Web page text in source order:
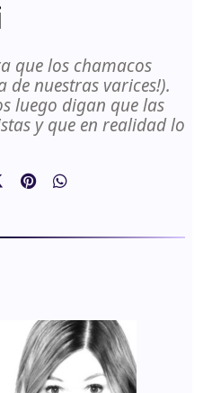
que los chamacos
de nuestras varices!).
luego digan que las
y que en realidad lo